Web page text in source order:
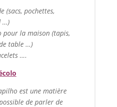
(sacs, pochettes,
…)
pour la maison (tapis,
table …)
….
est une matière
de parler de